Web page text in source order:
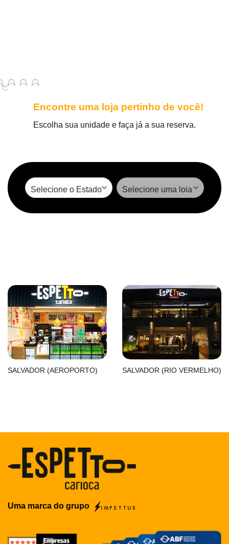
Encontre uma loja pertinho de você!
Escolha sua unidade e faça já a sua reserva.
SALVADOR (AEROPORTO) SALVADOR (RIO VERMELHO)
Uma marca do grupo